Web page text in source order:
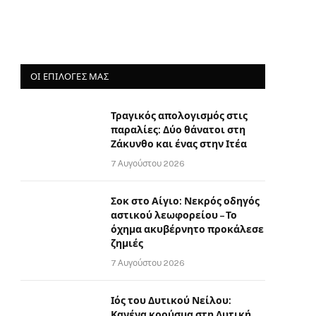
ΟΙ ΕΠΙΛΟΓΈΣ ΜΑΣ
Τραγικός απολογισμός στις
παραλίες: Δύο θάνατοι στη
Ζάκυνθο και ένας στην Ιτέα
7 Αυγούστου 2026
Σοκ στο Αίγιο: Νεκρός οδηγός
αστικού λεωφορείου – Το
όχημα ακυβέρνητο προκάλεσε
ζημιές
7 Αυγούστου 2026
Ιός του Δυτικού Νείλου: